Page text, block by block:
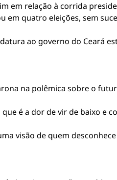
em relação à corrida
em quatro eleições, sem
ao governo do Ceará
na polêmica sobre o
é a dor de vir de baixo e
visão de quem